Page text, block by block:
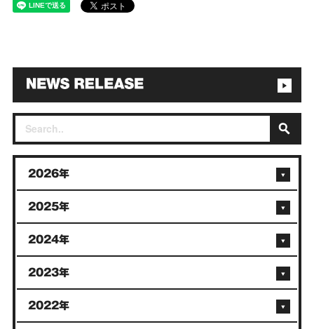
2026年
2025年
2024年
2023年
2022年